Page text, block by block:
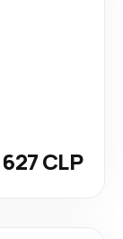
CLP